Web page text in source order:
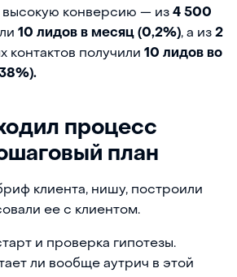
высокую конверсию — из 4 500
10 лидов в месяц (0,2%), а из 2
контактов получили 10 лидов во
процесс
план
клиента, нишу, построили
ее с клиентом.
и проверка гипотезы.
ли вообще аутрич в этой